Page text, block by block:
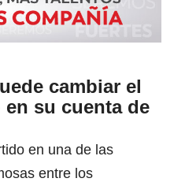
cambiar el
su cuenta de
en una de las
entre los